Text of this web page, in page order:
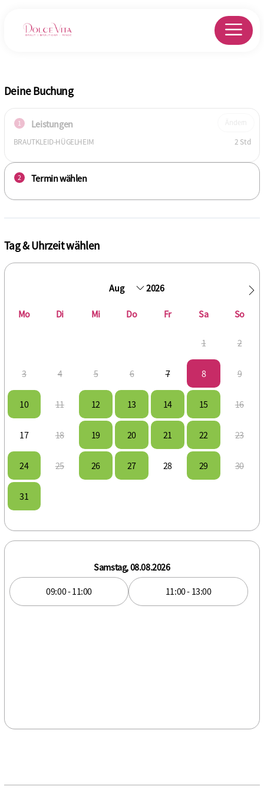
Tag & Uhrzeit wählen
2026
Mo Di Mi Do Fr Sa So
1 2
3 4 5 6 7 8 9
10 11 12 13 14 15 16
17 18 19 20 21 22 23
24 25 26 27 28 29 30
31
Samstag, 08.08.2026
09:00 - 11:00 11:00 - 13:00
Deine Buchung
1 Leistungen
BRAUTKLEID-HÜGELHEIM 2 Std
2 Termin wählen